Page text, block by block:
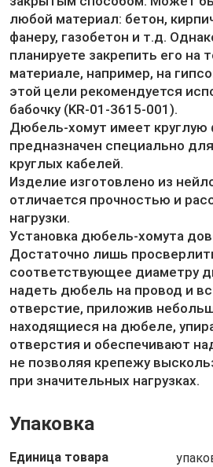
любой материал: бетон,
фанеру, газобетон и т.д.
планируете закрепить его на
материале, например, на
этой цели рекомендуется
бабочку (KR-01-3615-001).
Дюбель-хомут имеет круглую
предназначен специально
круглых кабелей.
Изделие изготовлено из
отличается прочностью и
нагрузки.
Установка дюбель-хомута
Достаточно лишь
соответствующее диаметру
надеть дюбель на провод и
отверстие, приложив
находящиеся на дюбеле,
отверстия и обеспечивают
не позволяя крепежу
при значительных нагрузках.
Упаковка
Единица товара